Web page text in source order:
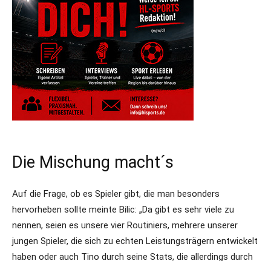
Die Mischung macht´s
Auf die Frage, ob es Spieler gibt, die man besonders
hervorheben sollte meinte Bilic: „Da gibt es sehr viele zu
nennen, seien es unsere vier Routiniers, mehrere unserer
jungen Spieler, die sich zu echten Leistungsträgern entwickelt
haben oder auch Tino durch seine Stats, die allerdings durch